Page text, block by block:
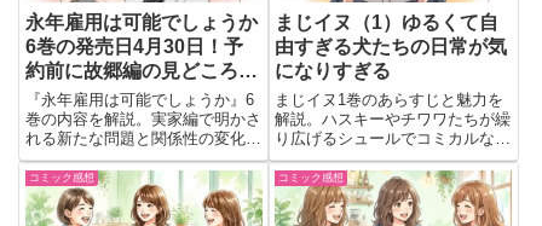
永年雇用は可能でしょうか
6巻の発売日4月30日！予
約前に故郷編の見どころ整
理
『永年雇用は可能でしょうか』6
巻の内容を解説。実家編で明かさ
れる新たな問題と関係性の変化に
注目。
まじイヌ（1）ゆるくて自
由すぎる犬たちの日常が気
になりすぎる
まじイヌ1巻のあらすじと魅力を
解説。ハスキーやチワワたちが繰
り広げるシュールでコミカルな日
常と大冒険、クセになる笑い満載
の犬漫画の見どころを紹介。
コミック感想 コミック感想